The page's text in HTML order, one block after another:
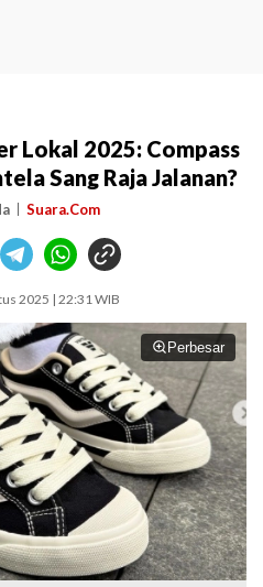
Lokal 2025: Compass
Sang Raja Jalanan?
Suara.Com
2025 | 22:31 WIB
Perbesar